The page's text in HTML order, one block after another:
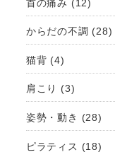
首の痛み (12)
からだの不調 (28)
猫背 (4)
肩こり (3)
姿勢・動き (28)
ピラティス (18)